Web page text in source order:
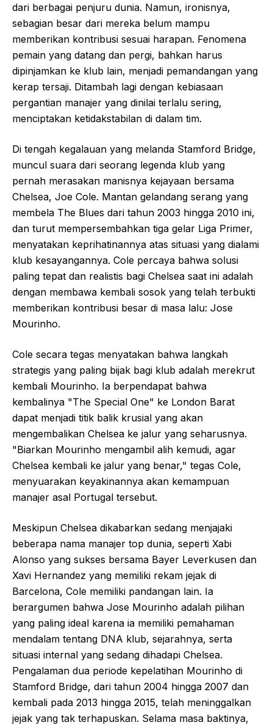
dari berbagai penjuru dunia. Namun, ironisnya,
sebagian besar dari mereka belum mampu
memberikan kontribusi sesuai harapan. Fenomena
pemain yang datang dan pergi, bahkan harus
dipinjamkan ke klub lain, menjadi pemandangan yang
kerap tersaji. Ditambah lagi dengan kebiasaan
pergantian manajer yang dinilai terlalu sering,
menciptakan ketidakstabilan di dalam tim.
Di tengah kegalauan yang melanda Stamford Bridge,
muncul suara dari seorang legenda klub yang
pernah merasakan manisnya kejayaan bersama
Chelsea, Joe Cole. Mantan gelandang serang yang
membela The Blues dari tahun 2003 hingga 2010 ini,
dan turut mempersembahkan tiga gelar Liga Primer,
menyatakan keprihatinannya atas situasi yang dialami
klub kesayangannya. Cole percaya bahwa solusi
paling tepat dan realistis bagi Chelsea saat ini adalah
dengan membawa kembali sosok yang telah terbukti
memberikan kontribusi besar di masa lalu: Jose
Mourinho.
Cole secara tegas menyatakan bahwa langkah
strategis yang paling bijak bagi klub adalah merekrut
kembali Mourinho. Ia berpendapat bahwa
kembalinya "The Special One" ke London Barat
dapat menjadi titik balik krusial yang akan
mengembalikan Chelsea ke jalur yang seharusnya.
"Biarkan Mourinho mengambil alih kemudi, agar
Chelsea kembali ke jalur yang benar," tegas Cole,
menyuarakan keyakinannya akan kemampuan
manajer asal Portugal tersebut.
Meskipun Chelsea dikabarkan sedang menjajaki
beberapa nama manajer top dunia, seperti Xabi
Alonso yang sukses bersama Bayer Leverkusen dan
Xavi Hernandez yang memiliki rekam jejak di
Barcelona, Cole memiliki pandangan lain. Ia
berargumen bahwa Jose Mourinho adalah pilihan
yang paling ideal karena ia memiliki pemahaman
mendalam tentang DNA klub, sejarahnya, serta
situasi internal yang sedang dihadapi Chelsea.
Pengalaman dua periode kepelatihan Mourinho di
Stamford Bridge, dari tahun 2004 hingga 2007 dan
kembali pada 2013 hingga 2015, telah meninggalkan
jejak yang tak terhapuskan. Selama masa baktinya,